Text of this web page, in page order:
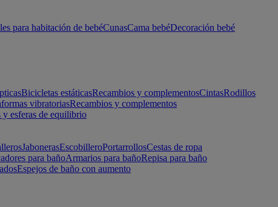
para habitación de bebéCunasCama bebéDecoración bebé
Bicicletas estáticasRecambios y complementosCintasRodillos
vibratoriasRecambios y complementos
y esferas de equilibrio
JabonerasEscobilleroPortarrollosCestas de ropa
para bañoArmarios para bañoRepisa para baño
Espejos de baño con aumento